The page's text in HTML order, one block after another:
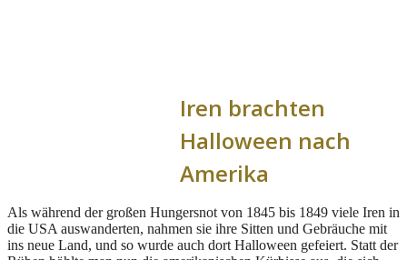
Iren brachten
Halloween nach
Amerika
Als während der großen Hungersnot von 1845 bis 1849 viele Iren in
die USA auswanderten, nahmen sie ihre Sitten und Gebräuche mit
ins neue Land, und so wurde auch dort Halloween gefeiert. Statt der